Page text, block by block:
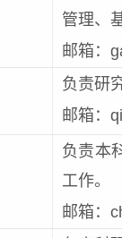
管理、
邮箱：
负责研
邮箱：
负责本
工作。
邮箱：